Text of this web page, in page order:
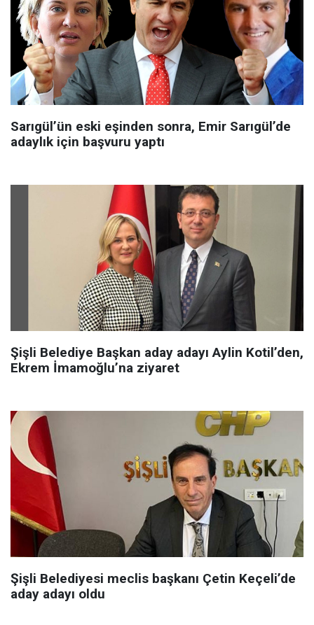
Sarıgül’ün eski eşinden sonra, Emir Sarıgül’de
adaylık için başvuru yaptı
Şişli Belediye Başkan aday adayı Aylin Kotil’den,
Ekrem İmamoğlu’na ziyaret
Şişli Belediyesi meclis başkanı Çetin Keçeli’de
aday adayı oldu